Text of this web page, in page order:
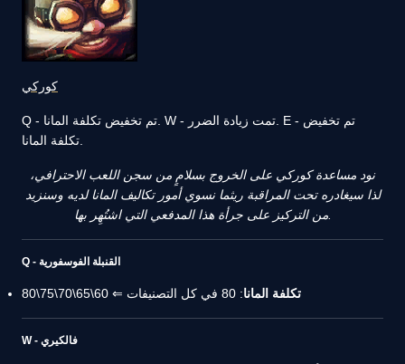
كوركي
Q - تم تخفيض تكلفة المانا. W - تمت زيادة الضرر. E - تم تخفيض
نود مساعدة كوركي على الخروج بسلامٍ من سجن اللعب الاحترافي،
لذا سيغادره تحت المراقبة ريثما نسوي أمور تكاليف المانا لديه وسنزيد
من التركيز على جرأة هذا المدفعي التي اشتُهِر بها.
Q - القنبلة الفوسفورية
تكلفة المانا: 80 في كل التصنيفات ⇐ 60\65\70\75\80
W - فالكيري